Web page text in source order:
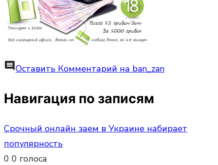
commentОставить Комментарий на ban_zan
Навигация по записям
Срочный онлайн заем в Украине набирает
популярность
0 0 голоса